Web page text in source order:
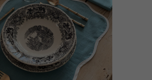
SELECCIONAR OPCIONES
Este
producto
tiene
múltiples